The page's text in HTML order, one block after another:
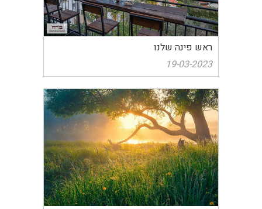
ראש פינה שלנו
19-03-2023